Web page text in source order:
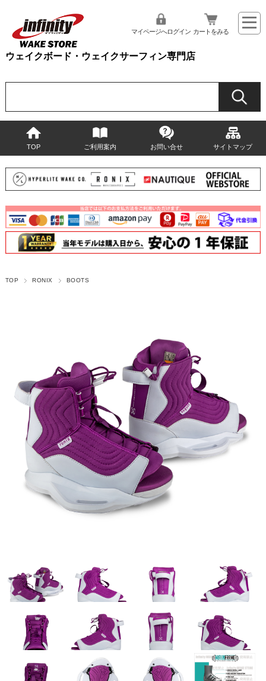
ウェイクボード・ウェイクサーフィン専門店
マイページへログイン カートをみる
TOP ご利用案内 お問い合せ サイトマップ
TOP RONIX BOOTS